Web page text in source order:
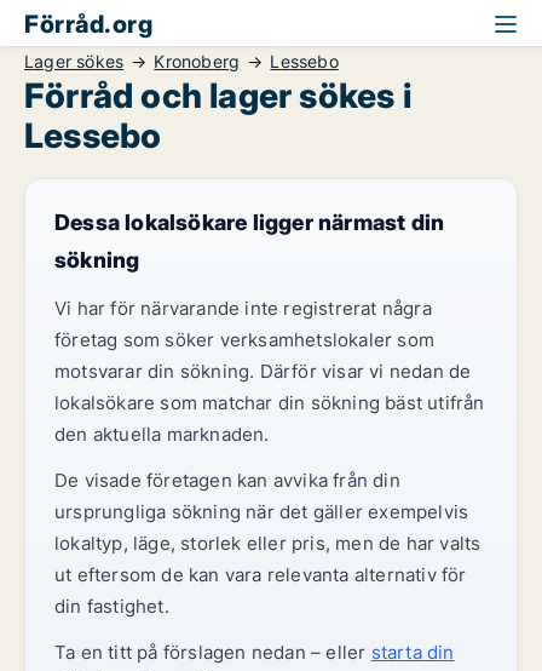
Förråd.org
Lager sökes Kronoberg Lessebo
Förråd och lager sökes i
Lessebo
Dessa lokalsökare ligger närmast din
sökning
Vi har för närvarande inte registrerat några
företag som söker verksamhetslokaler som
motsvarar din sökning. Därför visar vi nedan de
lokalsökare som matchar din sökning bäst utifrån
den aktuella marknaden.
De visade företagen kan avvika från din
ursprungliga sökning när det gäller exempelvis
lokaltyp, läge, storlek eller pris, men de har valts
ut eftersom de kan vara relevanta alternativ för
din fastighet.
Ta en titt på förslagen nedan – eller starta din